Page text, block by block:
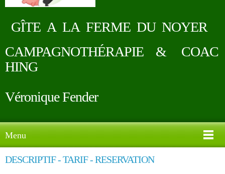
GÎTE A LA FERME DU NOYER
CAMPAGNOTHÉRAPIE & COAC
HING
Véronique Fender
Menu
DESCRIPTIF - TARIF - RESERVATION